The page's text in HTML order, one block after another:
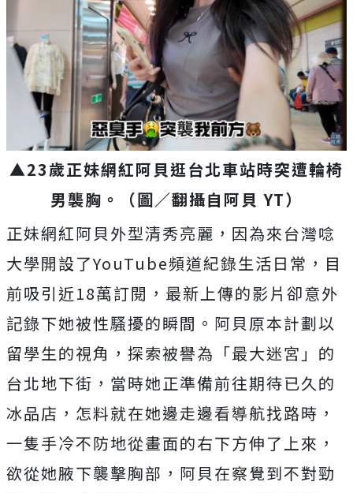
▲23歲正妹網紅阿貝逛台北車站時突遭輪椅
男襲胸。（圖／翻攝自阿貝 YT）
正妹網紅阿貝外型清秀亮麗， 因為來台灣唸
大學開設了YouTube頻道紀錄生活日常，目
前吸引近18萬訂閱，最新上傳的影片卻意外
記錄下她被性騷擾的瞬間。阿貝原本計劃以
留學生的視角，探索被譽為「最大迷宮」的
台北地下街，當時她正準備前往期待已久的
冰品店，怎料就在她邊走邊看導航找路時，
一隻手冷不防地從畫面的右下方伸了上來，
欲從她腋下襲擊胸部，阿貝在察覺到不對勁